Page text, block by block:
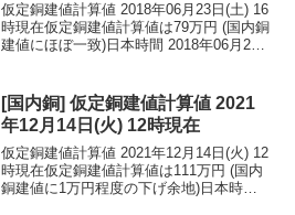
仮定銅建値計算値 2018年06月23日(土) 16
時現在仮定銅建値計算値は79万円 (国内銅
建値にほぼ一致)日本時間 2018年06月23
円...
[国内銅] 仮定銅建値計算値 2021
年12月14日(火) 12時現在
仮定銅建値計算値 2021年12月14日(火) 12
時現在仮定銅建値計算値は111万円 (国内
銅建値に1万円程度の下げ余地)日本時間